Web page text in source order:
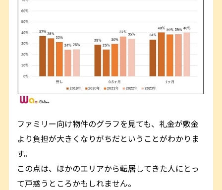
ファミリー向け物件のグラフを見ても、礼金が敷金
より負担が大きくなりがちだということがわかりま
す。
この点は、ほかのエリアから転居してきた人にとっ
て戸惑うところかもしれません。